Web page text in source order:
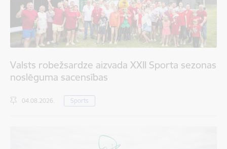
Valsts robežsardze aizvada XXII Sporta sezonas
noslēguma sacensības
04.08.2026. Sports